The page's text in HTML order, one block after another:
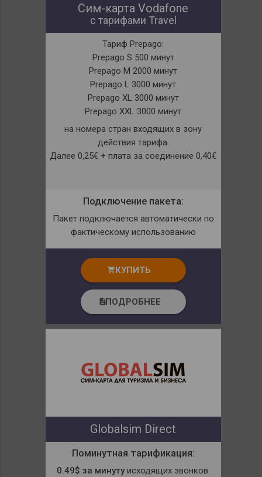
Сим-карта Vodafone
с тарифами Travel
Тариф Prepago:
Prepago S 500 минут
Prepago M 2000 минут
Prepago L 3000 минут
Prepago XL 3000 минут
Prepago XXL 3000 минут
на номера стран входящих в зону
действия тарифа.
Далее 0,25€ + плата за соединение 0,40€
Подключение пакета:
Пакет подключается автоматически по
фактическому использованию
shopping_cart КУПИТЬ
descriptionПОДРОБНЕЕ
Globalsim Direct
Поминутная тарификация:
0.49$ за минутуисходящих звонков.